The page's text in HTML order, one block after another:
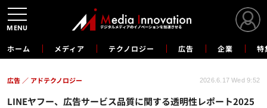
ホーム メディア テクノロジー 広告 企業 特
LINEヤフー、広告サービス品質に関する透明性レポート2025
広告 アドテクノロジー 2026.6.17 Wed 9:52
MENU